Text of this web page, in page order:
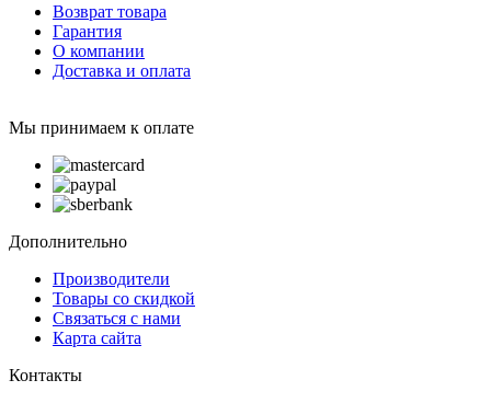
Возврат товара
Гарантия
О компании
Доставка и оплата
Мы принимаем к оплате
Дополнительно
Производители
Товары со скидкой
Связаться с нами
Карта сайта
Контакты